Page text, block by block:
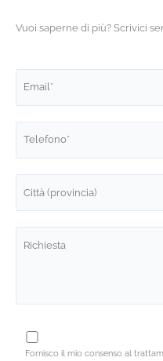
Vuoi saperne di più? Scrivici
Fornisco il mio consenso al